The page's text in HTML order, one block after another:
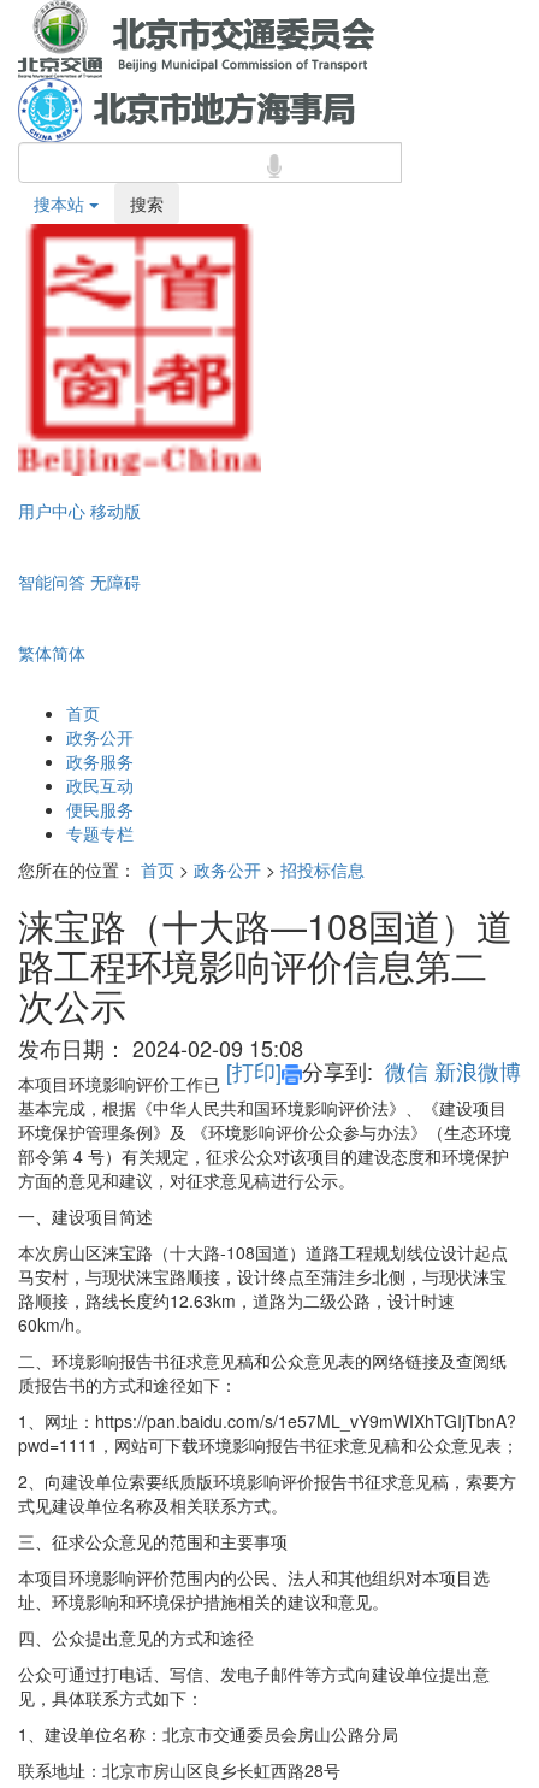
搜本站 搜索
用户中心 移动版
智能问答 无障碍
繁体简体
首页
政务公开
政务服务
政民互动
便民服务
专题专栏
您所在的位置： 首页 > 政务公开 > 招投标信息
涞宝路（十大路—108国道）道
路工程环境影响评价信息第二
次公示
发布日期： 2024-02-09 15:08
[打印] 分享到: 微信 新浪微博
本项目环境影响评价工作已
基本完成，根据《中华人民共和国环境影响评价法》、《建设项目
环境保护管理条例》及 《环境影响评价公众参与办法》（生态环境
部令第 4 号）有关规定，征求公众对该项目的建设态度和环境保护
方面的意见和建议，对征求意见稿进行公示。
一、建设项目简述
本次房山区涞宝路（十大路-108国道）道路工程规划线位设计起点
马安村，与现状涞宝路顺接，设计终点至蒲洼乡北侧，与现状涞宝
路顺接，路线长度约12.63km，道路为二级公路，设计时速
60km/h。
二、环境影响报告书征求意见稿和公众意见表的网络链接及查阅纸
质报告书的方式和途径如下：
1、网址：https://pan.baidu.com/s/1e57ML_vY9mWIXhTGIjTbnA?
pwd=1111，网站可下载环境影响报告书征求意见稿和公众意见表；
2、向建设单位索要纸质版环境影响评价报告书征求意见稿，索要方
式见建设单位名称及相关联系方式。
三、征求公众意见的范围和主要事项
本项目环境影响评价范围内的公民、法人和其他组织对本项目选
址、环境影响和环境保护措施相关的建议和意见。
四、公众提出意见的方式和途径
公众可通过打电话、写信、发电子邮件等方式向建设单位提出意
见，具体联系方式如下：
1、建设单位名称：北京市交通委员会房山公路分局
联系地址：北京市房山区良乡长虹西路28号